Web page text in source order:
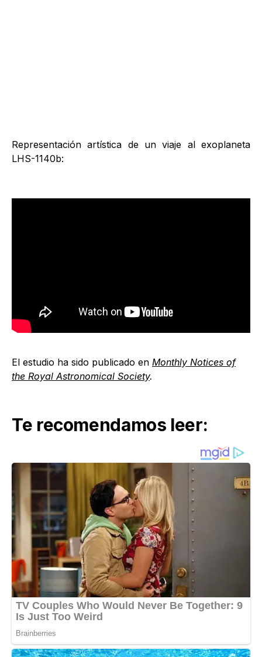
Representación artística de un viaje al exoplaneta
LHS-1140b:
El estudio ha sido publicado en Monthly Notices of
the Royal Astronomical Society.
Te recomendamos leer: